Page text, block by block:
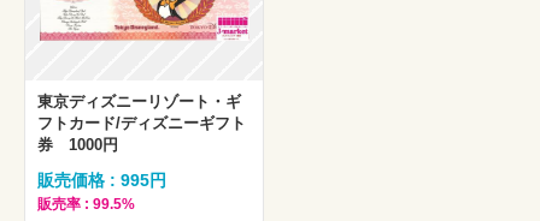
東京ディズニーリゾート・ギ
フトカード/ディズニーギフト
券 1000円
販売価格 : 995円
販売率 : 99.5%